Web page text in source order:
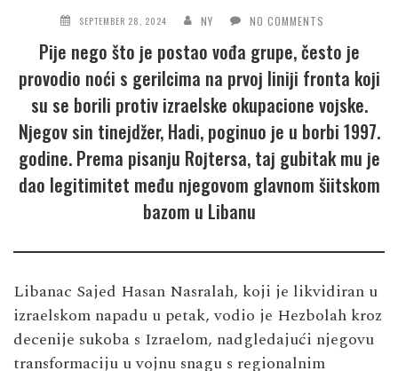
SEPTEMBER 28, 2024 NY NO COMMENTS
Pije nego što je postao vođa grupe, često je
provodio noći s gerilcima na prvoj liniji fronta koji
su se borili protiv izraelske okupacione vojske.
Njegov sin tinejdžer, Hadi, poginuo je u borbi 1997.
godine. Prema pisanju Rojtersa, taj gubitak mu je
dao legitimitet među njegovom glavnom šiitskom
bazom u Libanu
Libanac Sajed Hasan Nasralah, koji je likvidiran u
izraelskom napadu u petak, vodio je Hezbolah kroz
decenije sukoba s Izraelom, nadgledajući njegovu
transformaciju u vojnu snagu s regionalnim